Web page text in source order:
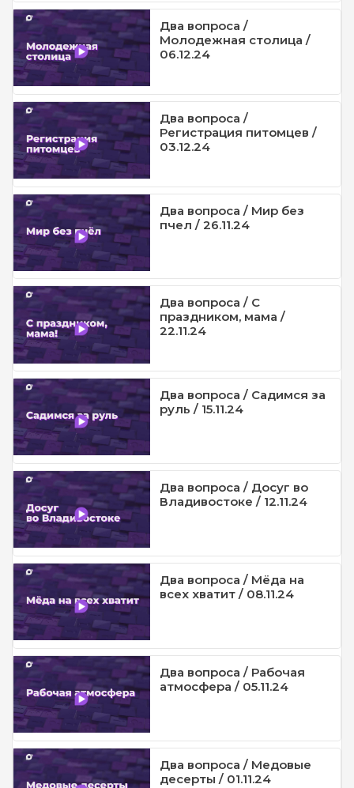
Два вопроса /
Молодежная столица /
06.12.24
Два вопроса /
Регистрация питомцев /
03.12.24
Два вопроса / Мир без
пчел / 26.11.24
Два вопроса / С
праздником, мама /
22.11.24
Два вопроса / Садимся за
руль / 15.11.24
Два вопроса / Досуг во
Владивостоке / 12.11.24
Два вопроса / Мёда на
всех хватит / 08.11.24
Два вопроса / Рабочая
атмосфера / 05.11.24
Два вопроса / Медовые
десерты / 01.11.24